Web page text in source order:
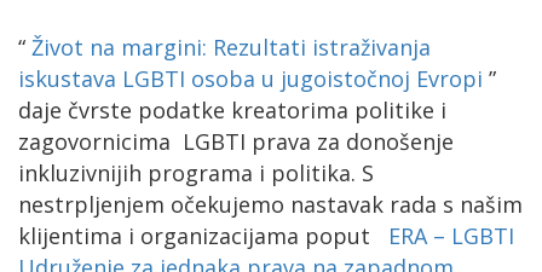
“ Život na margini: Rezultati istraživanja
iskustava LGBTI osoba u jugoistočnoj Evropi ”
daje čvrste podatke kreatorima politike i
zagovornicima LGBTI prava za donošenje
inkluzivnijih programa i politika. S
nestrpljenjem očekujemo nastavak rada s našim
klijentima i organizacijama poput ERA – LGBTI